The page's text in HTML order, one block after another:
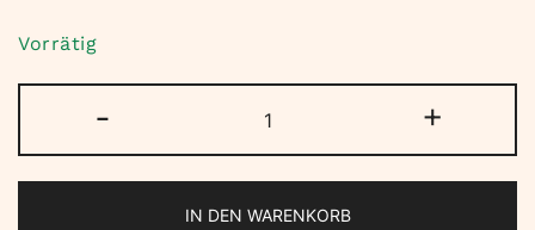
Vorrätig
-
Salbei
Menge
+
IN DEN WARENKORB